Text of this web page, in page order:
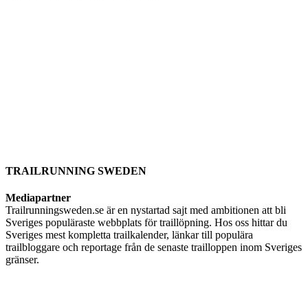
TRAILRUNNING SWEDEN
Mediapartner
Trailrunningsweden.se är en nystartad sajt med ambitionen att bli
Sveriges populäraste webbplats för traillöpning. Hos oss hittar du
Sveriges mest kompletta trailkalender, länkar till populära
trailbloggare och reportage från de senaste trailloppen inom Sveriges
gränser.